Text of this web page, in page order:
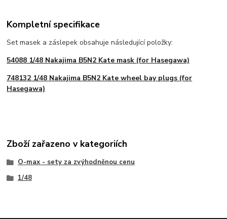
Kompletní specifikace
Set masek a záslepek obsahuje následující položky:
54088 1/48 Nakajima B5N2 Kate mask (for Hasegawa)
748132 1/48 Nakajima B5N2 Kate wheel bay plugs (for
Hasegawa)
Zboží zařazeno v kategoriích
O-max - sety za zvýhodněnou cenu
1/48